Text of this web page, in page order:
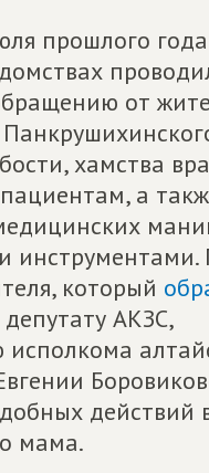
прошлого
от
хамства
а
инструментами.
который
АКЗС,
исполкома
действий
мама.